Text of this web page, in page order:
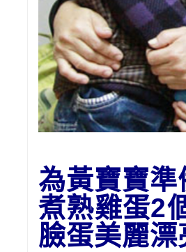
為黃寶寶準
煮熟雞蛋2
臉蛋美麗漂